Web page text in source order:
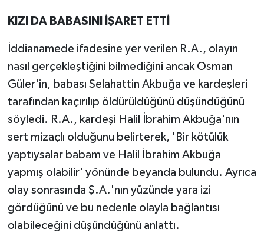
KIZI DA BABASINI İŞARET ETTİ
İddianamede ifadesine yer verilen R.A., olayın
nasıl gerçekleştiğini bilmediğini ancak Osman
Güler'in, babası Selahattin Akbuğa ve kardeşleri
tarafından kaçırılıp öldürüldüğünü düşündüğünü
söyledi. R.A., kardeşi Halil İbrahim Akbuğa'nın
sert mizaçlı olduğunu belirterek, 'Bir kötülük
yaptıysalar babam ve Halil İbrahim Akbuğa
yapmış olabilir' yönünde beyanda bulundu. Ayrıca
olay sonrasında Ş.A.'nın yüzünde yara izi
gördüğünü ve bu nedenle olayla bağlantısı
olabileceğini düşündüğünü anlattı.